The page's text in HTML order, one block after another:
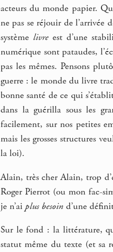
acteurs du monde papier.
ne pas se réjouir de l’arrivée
système livre est d’une
numérique sont pataudes,
pas les mêmes. Pensons
guerre : le monde du livre
bonne santé de ce qui
dans la guérilla sous les
facilement, sur nos petites
mais les grosses structures
la loi).
Alain, très cher Alain, trop
Roger Pierrot (ou mon fac-
je n’aiplus besoin d’une
Sur le fond : la littérature,
statut même du texte (et sa